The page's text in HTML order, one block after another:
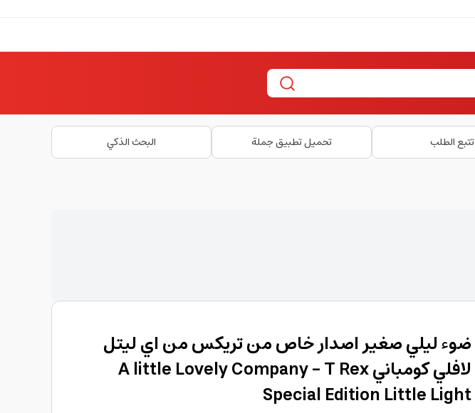
تتبع الطلب تحميل تطبيق جملة البحث الذكي
ضوء ليلي صغير اصدار خاص من تريكس من اي ليتل
لافلي كومباني A little Lovely Company - T Rex
Special Edition Little Light